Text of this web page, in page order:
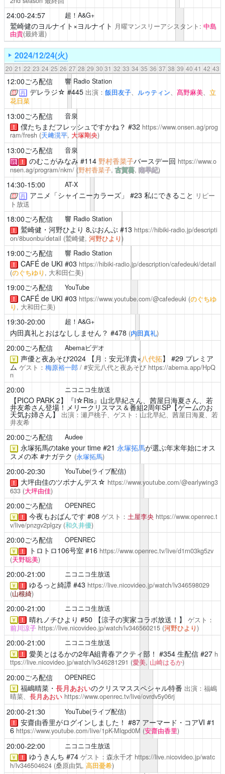
24:00-24:57 超！A&G+
鷲崎健のヨルナイト×ヨルナイト 月曜マンスリーアシスタント: 中島
由貴(最終週)
2024/12/24(火)
20 21 22 23 24 25 26 27 28 29 30 31 32 33 34 35 36 37 38 39 40 41 42 43
12:00ごろ配信 響 Radio Station
再 デレラジ☆ #445 出演： 飯田友子、 ルゥティン、 髙野麻美、 立
花日菜
13:00ごろ配信 音泉
！ 僕たちまだフレッシュですかね？ #32 https://www.onsen.ag/prog
ram/fresh (天﨑滉平, 大塚剛央)
13:00ごろ配信 音泉
終 ！ のむこがみなみ #114 野村香菜子バースデー回 https://www.o
nsen.ag/program/nkm/ (野村香菜子,古賀葵,南早紀)
14:30-15:00 AT-X
再 アニメ「シャイニーカラーズ」 #23 私にできること リピー
ト放送
18:00ごろ配信 響 Radio Station
！ 鷲崎健・河野ひより 8ぶおんぶ#13 https://hibiki-radio.jp/descripti
on/8buonbu/detail (鷲崎健, 河野ひより)
19:00ごろ配信 響 Radio Station
！ CAFÉ de UKI #03 https://hibiki-radio.jp/description/cafedeuki/detail
(のぐちゆり , 大和田仁美)
19:00ごろ配信 YouTube
！ CAFÉ de UKI #03 https://www.youtube.com/@cafedeuki (のぐちゆ
り , 大和田仁美)
19:30-20:00 超！A&G+
内田真礼とおはなししません？ #478 (内田真礼)
20:00ごろ配信 Abemaビデオ
￥ 声優と夜あそび2024【月：安元洋貴×八代拓】 #29 プレミア
ムゲスト： 梅原裕一郎/ #安元八代と夜あそび https://abema.app/HpQ
n
20:00 ニコニコ生放送
【PICO PARK 2】『i☆Ris』山北早紀さん、茜屋日海夏さん、 若
井友希さん登場！メリークリスマス＆番組2周年SP【ゲームのお
天気お姉さん】 出演：瀬戸桃子、ゲスト：山北早紀、茜屋日海夏、 若
井友希
20:00ごろ配信 Audee
￥ 永塚拓馬のtake your time#21 永塚拓馬が選ぶ年末年始にオス
スメの本 #ナガテク (永塚拓馬)
20:00-20:30 YouTube(ライブ配信)
！ 大坪由佳のツボナんデス☆ https://www.youtube.com/@earlywing3
633 (大坪由佳)
20:00ごろ配信 OPENREC
￥ ！ 今夜もおばんです #08 ゲスト： 土屋李央 https://www.openrec.t
v/live/pnzgv2plgzy (和久井優)
20:00ごろ配信 OPENREC
￥ ！ トロトロ106号室 #16 https://www.openrec.tv/live/d1rn03kg5zv
(天野聡美)
20:00-21:00 ニコニコ生放送
￥ ！ ゆるっと綺譚#43 https://live.nicovideo.jp/watch/lv346598029
(山根綺)
20:00-21:00 ニコニコ生放送
￥ ！ 晴れノチひより #50 【涼子の実家コラボ放送！】 ゲスト：
前川涼子 https://live.nicovideo.jp/watch/lv346560215 (河野ひより)
20:00-21:00 ニコニコ生放送
￥ ！ 愛美とはるかの2年A組青春アクティ部！ #354 生配信 #27 h
ttps://live.nicovideo.jp/watch/lv346281291 (愛美, 山崎はるか)
20:00ごろ配信 OPENREC
￥ 福嶋晴菜・ 長月あおいのクリスマススペシャル特番 出演：福嶋
晴菜、 長月あおい https://www.openrec.tv/live/ovrdv5y06rj
20:00-21:30 YouTube(ライブ配信)
！ 安齋由香里がログインしました！ #87 アーマード・コアVI #1
6 https://www.youtube.com/live/1pK-Mlqpd0M (安齋由香里)
20:00-22:00 ニコニコ生放送
￥ ！ ゆうきんち #74 ゲスト：森永千才 https://live.nicovideo.jp/watc
h/lv346504624 (桑原由気, 高田憂希)